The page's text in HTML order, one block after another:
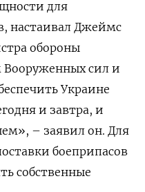
для
настаивал Джеймс
обороны
Вооруженных сил и
Украине
и завтра, и
– заявил он. Для
боеприпасов
собственные